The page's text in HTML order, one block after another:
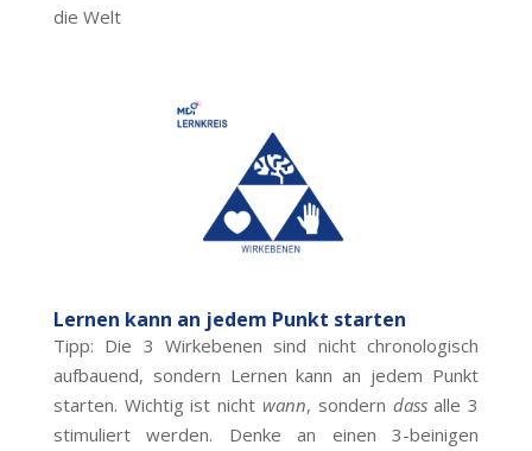
die Welt
Lernen kann an jedem Punkt starten
Tipp: Die 3 Wirkebenen sind nicht chronologisch
aufbauend, sondern Lernen kann an jedem Punkt
starten. Wichtig ist nicht wann, sondern dassalle 3
stimuliert werden. Denke an einen 3-beinigen